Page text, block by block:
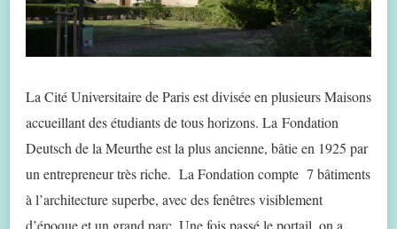
La Cité Universitaire de Paris est divisée en plusieurs Maisons
accueillant des étudiants de tous horizons. La Fondation
Deutsch de la Meurthe est la plus ancienne, bâtie en 1925 par
un entrepreneur très riche. La Fondation compte 7 bâtiments
à l’architecture superbe, avec des fenêtres visiblement
d’époque et un grand parc. Une fois passé le portail, on a